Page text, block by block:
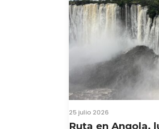
25 julio 2026
Ruta en Angola,